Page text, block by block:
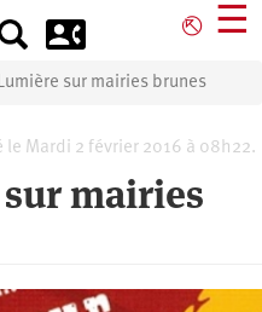
⎋ ☰
sur mairies brunes
le Mardi 2 février 2016 à 08h22.
mairies